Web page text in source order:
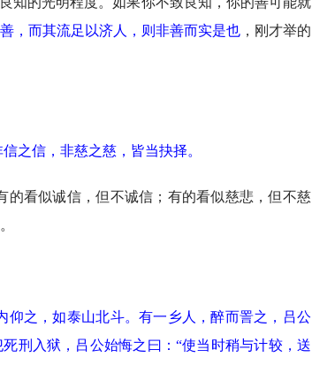
，而其流足以济人，则非善而实是也 ，刚才举的
之信，非慈之慈，皆当抉择。
看似诚信，但不诚信；有的看似慈悲，但不慈
仰之，如泰山北斗。有一乡人，醉而詈之，吕公
刑入狱，吕公始悔之曰：“使当时稍与计较，送